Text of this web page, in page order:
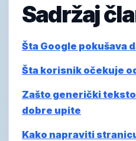
Sadržaj
Šta Google pokušava
Šta korisnik očekuje
Zašto generički
dobre upite
Kako napraviti